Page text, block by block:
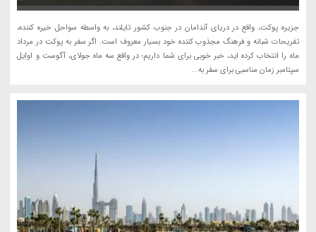
جزیره پوکت، واقع در دریای آندامان در جنوب کشور تایلند، به واسطه سواحل خیره کننده،
تفریحات شبانه و فرهنگ مجذوب کننده خود بسیار معروف است. اگر سفر به پوکت در مرداد
ماه را انتخاب کرده اید، خبر خوبی برای شما داریم؛ در واقع سه ماه جولای، آگوست و اوایل
سپتامبر زمان مناسبی برای سفر به...